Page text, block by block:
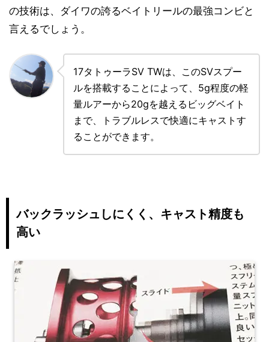
の技術は、ダイワの誇るベイトリールの最強コンビと
言えるでしょう。
17タトゥーラSV TWは、このSVスプー
ルを搭載することによって、5g程度の軽
量ルアーから20gを越えるビッグベイト
まで、トラブルレスで快適にキャストす
ることができます。
バックラッシュしにくく、キャスト精度も
高い